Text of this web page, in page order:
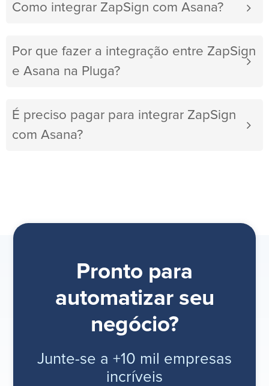
Como integrar ZapSign com Asana?
Por que fazer a integração entre ZapSign
e Asana na Pluga?
É preciso pagar para integrar ZapSign
com Asana?
Pronto para
automatizar seu
negócio?
Junte-se a +10 mil empresas
incríveis